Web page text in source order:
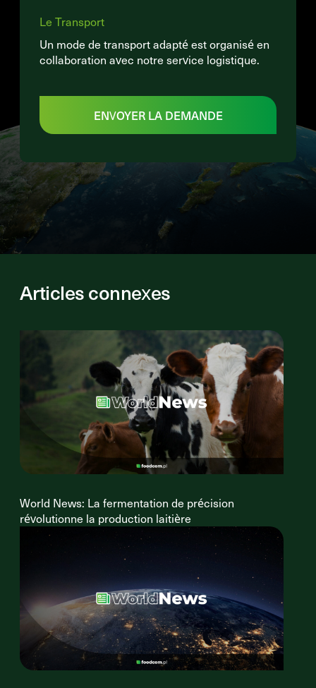
Le Transport
Un mode de transport adapté est organisé en
collaboration avec notre service logistique.
ENVOYER LA DEMANDE
Articles connexes
World News: La fermentation de précision
révolutionne la production laitière